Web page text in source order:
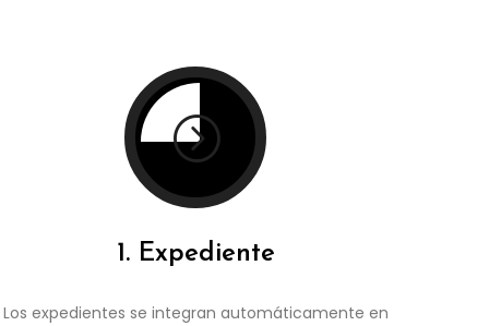
=
1. Expediente
Los expedientes se integran automáticamente en